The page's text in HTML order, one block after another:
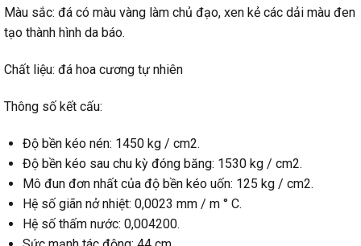
Màu sắc: đá có màu vàng làm chủ đạo, xen kẻ các dải màu đen
tạo thành hình da báo.
Chất liệu: đá hoa cương tự nhiên
Thông số kết cấu:
Độ bền kéo nén: 1450 kg / cm2.
Độ bền kéo sau chu kỳ đóng băng: 1530 kg / cm2.
Mô đun đơn nhất của độ bền kéo uốn: 125 kg / cm2.
Hệ số giãn nở nhiệt: 0,0023 mm / m ° C.
Hệ số thấm nước: 0,004200.